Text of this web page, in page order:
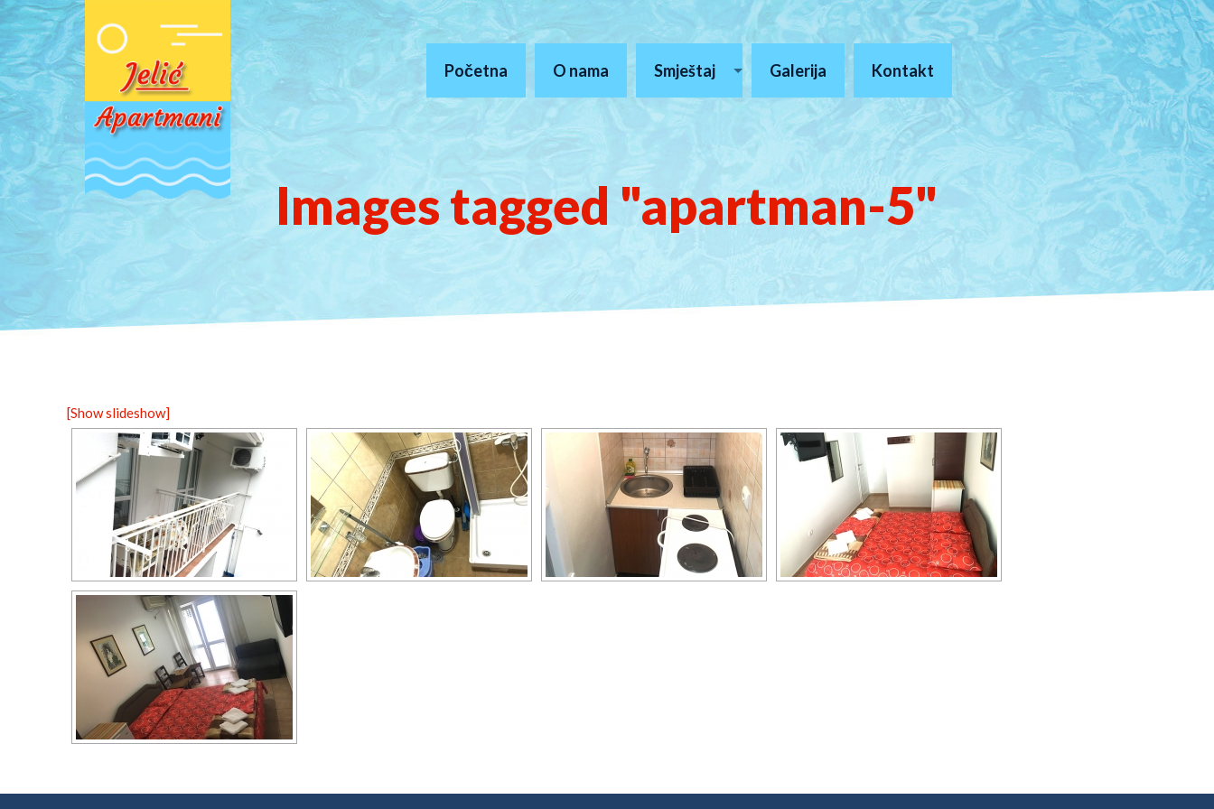
Početna O nama Smještaj Galerija Kontakt
Images tagged "apartman-5"
[Show slideshow]